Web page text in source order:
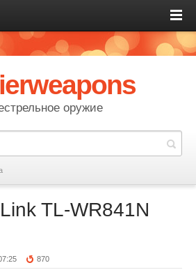
оружие
TL-WR841N
870